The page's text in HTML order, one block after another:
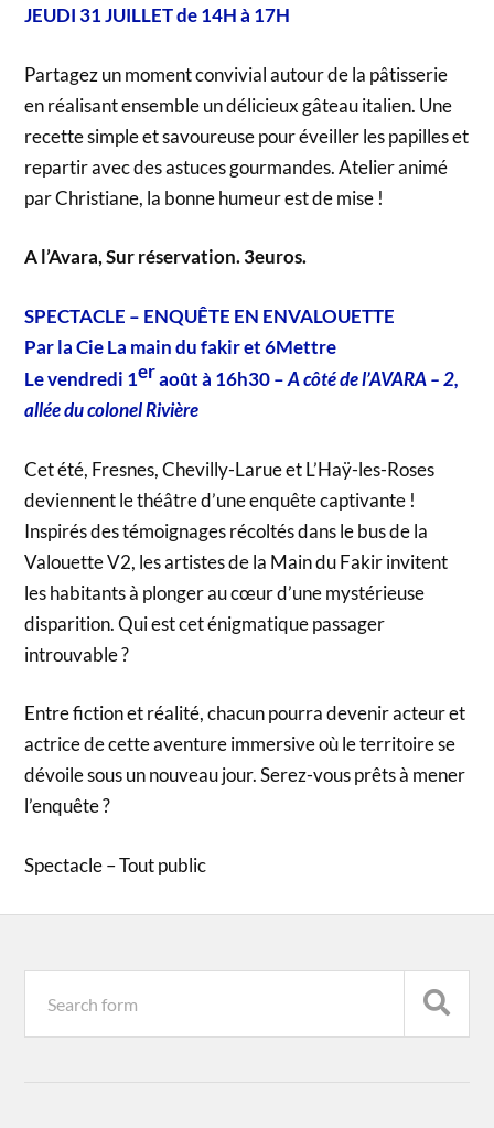
JEUDI 31 JUILLET de 14H à 17H
Partagez un moment convivial autour de la pâtisserie
en réalisant ensemble un délicieux gâteau italien. Une
recette simple et savoureuse pour éveiller les papilles et
repartir avec des astuces gourmandes. Atelier animé
par Christiane, la bonne humeur est de mise !
A l’Avara, Sur réservation. 3euros.
SPECTACLE – ENQUÊTE EN ENVALOUETTE
Par la Cie La main du fakir et 6Mettre
Le vendredi 1eraoût à 16h30 –A côté de l’AVARA – 2,
allée du colonel Rivière
Cet été, Fresnes, Chevilly-Larue et L’Haÿ-les-Roses
deviennent le théâtre d’une enquête captivante !
Inspirés des témoignages récoltés dans le bus de la
Valouette V2, les artistes de la Main du Fakir invitent
les habitants à plonger au cœur d’une mystérieuse
disparition. Qui est cet énigmatique passager
introuvable ?
Entre fiction et réalité, chacun pourra devenir acteur et
actrice de cette aventure immersive où le territoire se
dévoile sous un nouveau jour. Serez-vous prêts à mener
l’enquête ?
Spectacle – Tout public